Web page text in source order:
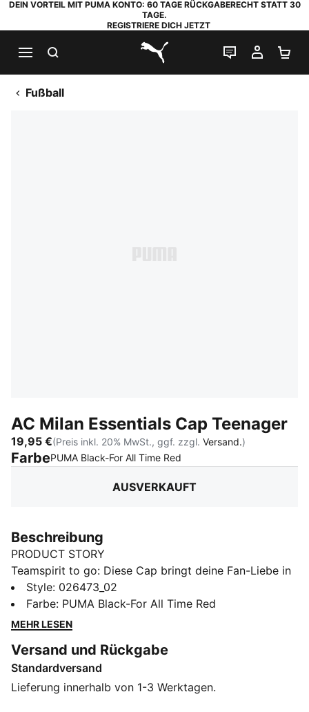
DEIN VORTEIL MIT PUMA KONTO: 60 TAGE RÜCKGABERECHT STATT 30
TAGE.
REGISTRIERE DICH JETZT
PUMA.com
LIVE-CHAT
MEIN
Fußball
AC Milan Essentials Cap Teenager
19,95 €(Preis inkl. 20% MwSt., ggf. zzgl. Versand.)
FarbePUMA Black-For All Time Red
AUSVERKAUFT
Beschreibung
PRODUCT STORY
Teamspirit to go: Diese Cap bringt deine Fan-Liebe in
jedes Outfit. Zeige mit den Farben deines Vereins
überall und jederzeit deine Treue. Ob du zum Spiel
gehst, einen entspannten Tag verbringst oder einfach
und Style mit einem klaren Statement für dein Team.
FEATURES + VORTEILE
Hergestellt aus mindestens 20 % recycelter
Style: 026473_02
Farbe: PUMA Black-For All Time Red
MEHR LESEN
Versand und Rückgabe
Standardversand
Lieferung innerhalb von 1-3 Werktagen.